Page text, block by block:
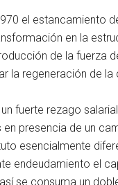
el estancamiento
en la
de la fuerza
la regeneración de
fuerte rezago
presencia de un
esencialmente
endeudamiento el
se consuma un